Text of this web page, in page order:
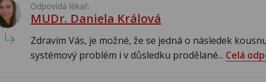
Odpovídá lékař:
MUDr. Daniela Králová
Zdravím Vás, je možné, že se jedná o následek
systémový problém i v důsledku prodělané... Celá